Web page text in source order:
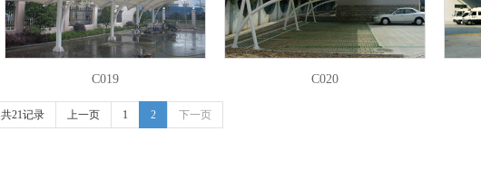
C019 C020
共21记录 上一页 1 2 下一页